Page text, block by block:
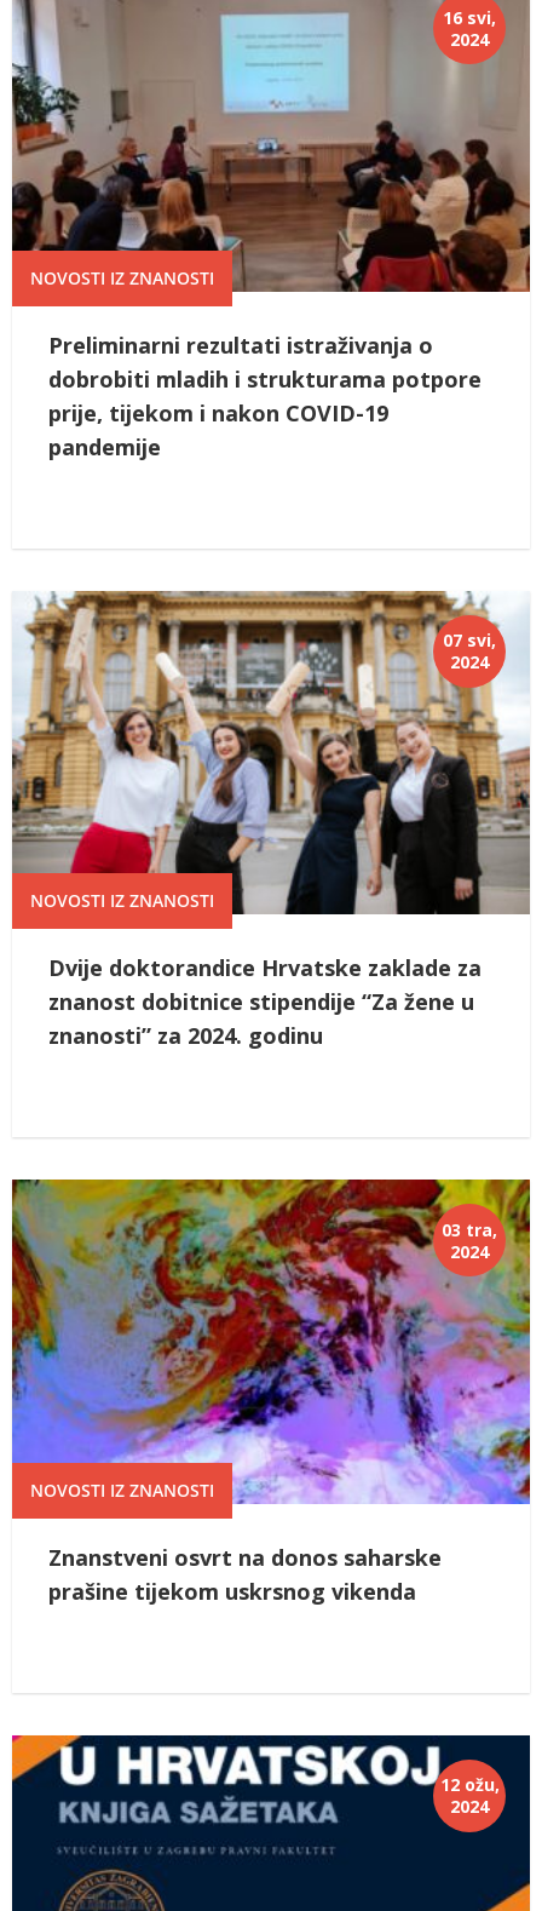
16 svi,
2024
NOVOSTI IZ ZNANOSTI
Preliminarni rezultati istraživanja o
dobrobiti mladih i strukturama potpore
prije, tijekom i nakon COVID-19
pandemije
07 svi,
2024
NOVOSTI IZ ZNANOSTI
Dvije doktorandice Hrvatske zaklade za
znanost dobitnice stipendije “Za žene u
znanosti” za 2024. godinu
03 tra,
2024
NOVOSTI IZ ZNANOSTI
Znanstveni osvrt na donos saharske
prašine tijekom uskrsnog vikenda
12 ožu,
2024